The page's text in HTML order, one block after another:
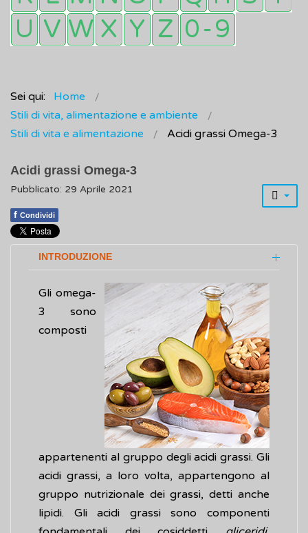
Sei qui:
Home
Stili di vita, alimentazione e ambiente
Stili di vita e alimentazione
Acidi grassi Omega-3
Acidi grassi Omega-3
Pubblicato: 29 Aprile 2021
f Condividi
INTRODUZIONE
Gli omega-
3 sono
composti
appartenenti al gruppo degli acidi grassi. Gli
acidi grassi, a loro volta, appartengono al
gruppo nutrizionale dei grassi, detti anche
lipidi. Gli acidi grassi sono componenti